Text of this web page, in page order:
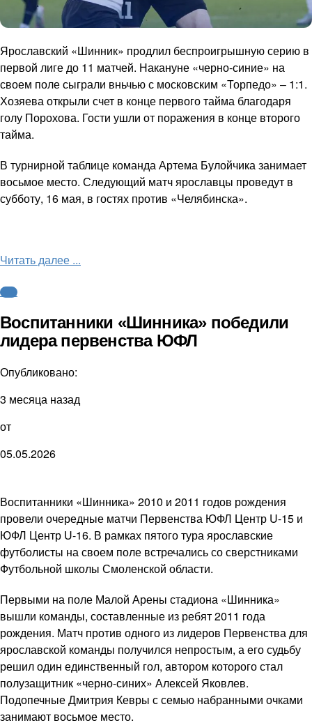
Ярославский «Шинник» продлил беспроигрышную серию в
первой лиге до 11 матчей. Накануне «черно-синие» на
своем поле сыграли вньчью с московским «Торпедо» – 1:1.
Хозяева открыли счет в конце первого тайма благодаря
голу Порохова. Гости ушли от поражения в конце второго
тайма.
В турнирной таблице команда Артема Булойчика занимает
восьмое место. Следующий матч ярославцы проведут в
субботу, 16 мая, в гостях против «Челябинска».
Читать далее ...
ФНЛ
Воспитанники «Шинника» победили
лидера первенства ЮФЛ
Опубликовано:
3 месяца назад
от
05.05.2026
Воспитанники «Шинника» 2010 и 2011 годов рождения
провели очередные матчи Первенства ЮФЛ Центр U-15 и
ЮФЛ Центр U-16. В рамках пятого тура ярославские
футболисты на своем поле встречались со сверстниками
Футбольной школы Смоленской области.
Первыми на поле Малой Арены стадиона «Шинника»
вышли команды, составленные из ребят 2011 года
рождения. Матч против одного из лидеров Первенства для
ярославской команды получился непростым, а его судьбу
решил один единственный гол, автором которого стал
полузащитник «черно-синих» Алексей Яковлев.
Подопечные Дмитрия Кевры с семью набранными очками
занимают восьмое место.